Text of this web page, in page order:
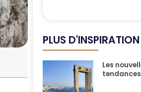
PLUS
Les
tendances